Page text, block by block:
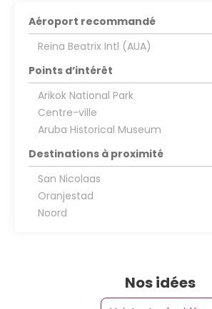
Aéroport recommandé
Reina Beatrix Intl (AUA)
Points d’intérêt
Arikok National Park
Centre-ville
Aruba Historical Museum
Destinations à proximité
San Nicolaas
Oranjestad
Noord
Nos idées